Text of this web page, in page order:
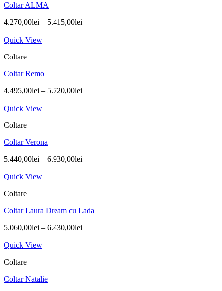
Coltar ALMA
4.270,00lei – 5.415,00lei
Quick View
Coltare
Coltar Remo
4.495,00lei – 5.720,00lei
Quick View
Coltare
Coltar Verona
5.440,00lei – 6.930,00lei
Quick View
Coltare
Coltar Laura Dream cu Lada
5.060,00lei – 6.430,00lei
Quick View
Coltare
Coltar Natalie